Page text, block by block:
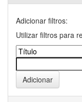
Adicionar filtros:
Utilizar filtros para